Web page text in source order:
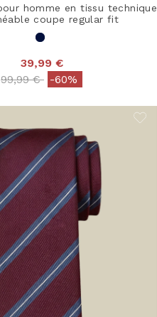
homme en tissu technique
coupe regular fit
39,99 €
Price reduced from
99,99 €to-60%